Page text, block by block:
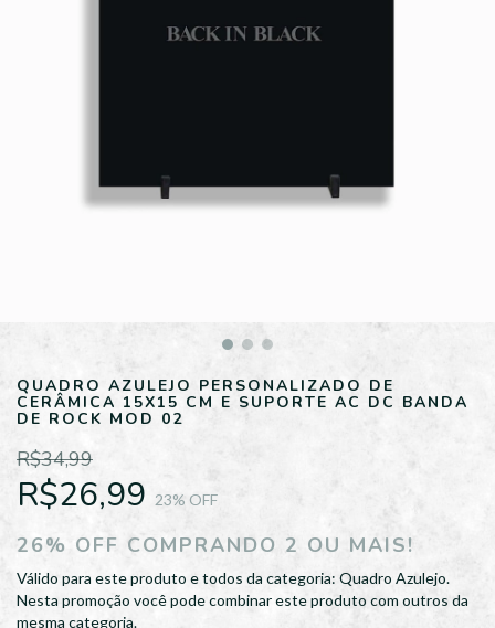
QUADRO AZULEJO PERSONALIZADO DE
CERÂMICA 15X15 CM E SUPORTE AC DC BANDA
DE ROCK MOD 02
R$34,99
R$26,99 23% OFF
26% OFF COMPRANDO 2 OU MAIS!
Válido para este produto e todos da categoria: Quadro Azulejo.
Nesta promoção você pode combinar este produto com outros da
mesma categoria.